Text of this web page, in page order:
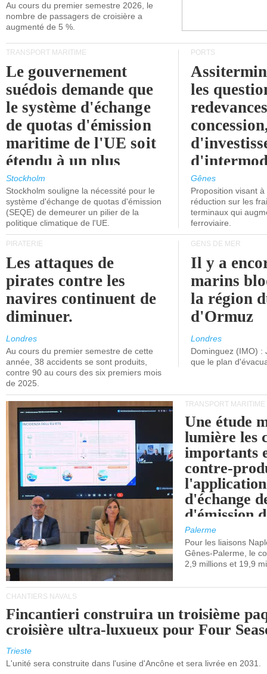
Au cours du premier semestre 2026, le
nombre de passagers de croisière a
augmenté de 5 %.
TRANSPORT MARITIME
Le gouvernement
suédois demande que
le système d'échange
de quotas d'émission
maritime de l'UE soit
étendu à un plus
grand nombre de
navires.
Stockholm
Stockholm souligne la nécessité pour le
système d'échange de quotas d'émission
(SEQE) de demeurer un pilier de la
politique climatique de l'UE.
PORTS
les
l'attention
politiciens.
Gênes
Proposition visant
réduction sur les
terminaux qui
ferroviaire.
PIRATERIE
Les attaques de
pirates contre les
navires continuent de
diminuer.
Londres
Au cours du premier semestre de cette
année, 38 accidents se sont produits,
contre 90 au cours des six premiers mois
de 2025.
GENS DE MER
Il y a
marins
la région
d'Ormuz
Londres
Dominguez (IMO) :
que le plan
TRANSPORT MARITIME
Une étude
lumière les
importants
contre-
d'échange
d'émission
(SEQE-UE)
maritimes
occidentale.
Palerme
Pour les liaisons
Gênes-Palerme, le
2,9 millions et 19,9
CHANTIERS NAVALS
Fincantieri construira un troisième
croisière ultra-luxueux pour Four
Trieste
L'unité sera construite dans l'usine d'Ancône et sera livrée en 2031.